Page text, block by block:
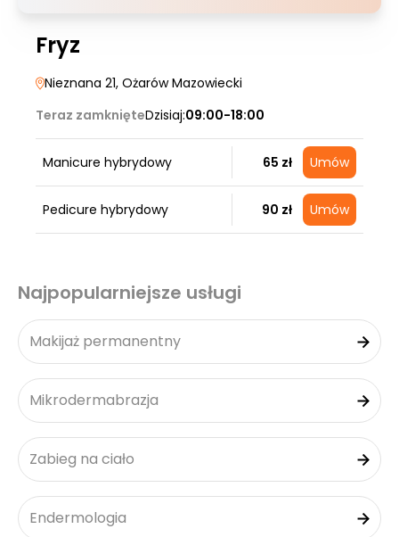
Fryz
Nieznana 21, Ożarów Mazowiecki
Teraz zamknięteDzisiaj:09:00-18:00
Manicure hybrydowy 65 zł Umów
Pedicure hybrydowy 90 zł Umów
Najpopularniejsze usługi
Makijaż permanentny
Mikrodermabrazja
Zabieg na ciało
Endermologia